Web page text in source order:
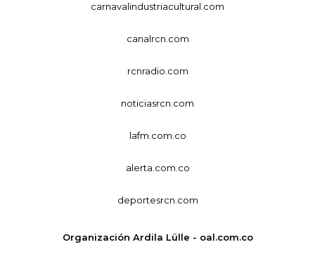
carnavalindustriacultural.com
canalrcn.com
rcnradio.com
noticiasrcn.com
lafm.com.co
alerta.com.co
deportesrcn.com
Organización Ardila Lülle - oal.com.co